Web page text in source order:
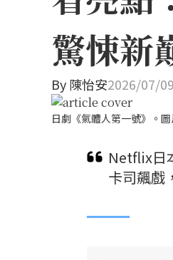
驚悚新
By陳怡安2026/07/09
日劇《氣體人第一號》。
Netflix日
卡司飆戲